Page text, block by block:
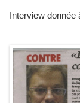
Interview donnée